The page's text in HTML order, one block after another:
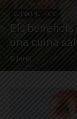
CUINA I NUTRICIÓ
Els
una cuina
El Jardí